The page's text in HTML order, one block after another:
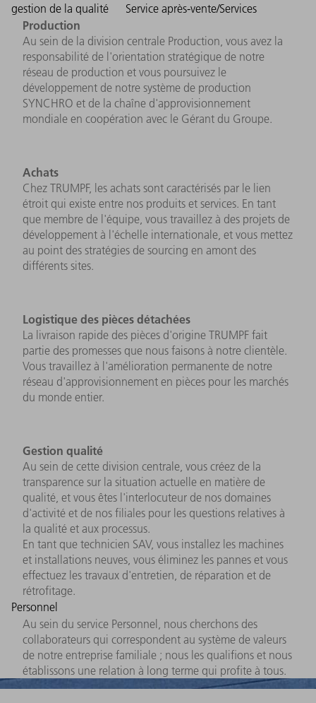
gestion de la qualité
Production
Au sein de la division centrale Production, vous avez la
responsabilité de l'orientation stratégique de notre
réseau de production et vous poursuivez le
développement de notre système de production
SYNCHRO et de la chaîne d'approvisionnement
mondiale en coopération avec le Gérant du Groupe.
Achats
Chez TRUMPF, les achats sont caractérisés par le lien
étroit qui existe entre nos produits et services. En tant
que membre de l'équipe, vous travaillez à des projets de
développement à l'échelle internationale, et vous mettez
au point des stratégies de sourcing en amont des
différents sites.
Logistique des pièces détachées
La livraison rapide des pièces d'origine TRUMPF fait
partie des promesses que nous faisons à notre clientèle.
Vous travaillez à l'amélioration permanente de notre
réseau d'approvisionnement en pièces pour les marchés
du monde entier.
Gestion qualité
Au sein de cette division centrale, vous créez de la
transparence sur la situation actuelle en matière de
qualité, et vous êtes l'interlocuteur de nos domaines
d'activité et de nos filiales pour les questions relatives à
la qualité et aux processus.
Service après-vente/Services
En tant que technicien SAV, vous installez les machines
et installations neuves, vous éliminez les pannes et vous
effectuez les travaux d'entretien, de réparation et de
rétrofitage.
Personnel
Au sein du service Personnel, nous cherchons des
collaborateurs qui correspondent au système de valeurs
de notre entreprise familiale ; nous les qualifions et nous
établissons une relation à long terme qui profite à tous.